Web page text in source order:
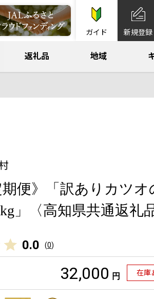
ガイド 新規登録
返礼品 地域
期便》「訳ありカツオ
」〈高知県共通返礼品
0.0 (0)
32,000 円 在庫